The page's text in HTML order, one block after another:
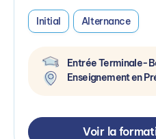
Initial Alternance
Entrée Terminale-
Enseignement en
Voir la